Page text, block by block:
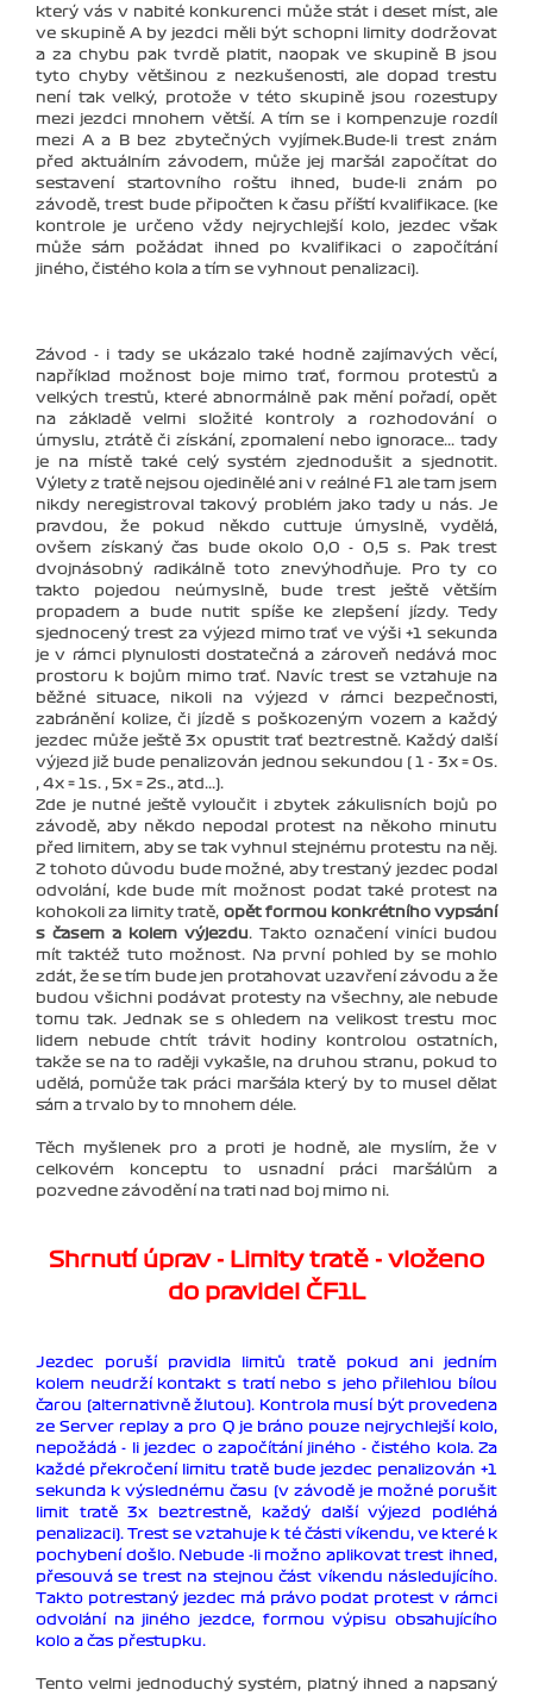
který vás v nabité konkurenci může stát i deset míst, ale
ve skupině A by jezdci měli být schopni limity dodržovat
a za chybu pak tvrdě platit, naopak ve skupině B jsou
tyto chyby většinou z nezkušenosti, ale dopad trestu
není tak velký, protože v této skupině jsou rozestupy
mezi jezdci mnohem větší. A tím se i kompenzuje rozdíl
mezi A a B bez zbytečných vyjímek.Bude-li trest znám
před aktuálním závodem, může jej maršál započítat do
sestavení startovního roštu ihned, bude-li znám po
závodě, trest bude připočten k času příští kvalifikace. (ke
kontrole je určeno vždy nejrychlejší kolo, jezdec však
může sám požádat ihned po kvalifikaci o započítání
jiného, čistého kola a tím se vyhnout penalizaci).
Závod - i tady se ukázalo také hodně zajímavých věcí,
například možnost boje mimo trať, formou protestů a
velkých trestů, které abnormálně pak mění pořadí, opět
na základě velmi složité kontroly a rozhodování o
úmyslu, ztrátě či získání, zpomalení nebo ignorace... tady
je na místě také celý systém zjednodušit a sjednotit.
Výlety z tratě nejsou ojedinělé ani v reálné F1 ale tam jsem
nikdy neregistroval takový problém jako tady u nás. Je
pravdou, že pokud někdo cuttuje úmyslně, vydělá,
ovšem získaný čas bude okolo 0,0 - 0,5 s. Pak trest
dvojnásobný radikálně toto znevýhodňuje. Pro ty co
takto pojedou neúmyslně, bude trest ještě větším
propadem a bude nutit spíše ke zlepšení jízdy. Tedy
sjednocený trest za výjezd mimo trať ve výši +1 sekunda
je v rámci plynulosti dostatečná a zároveň nedává moc
prostoru k bojům mimo trať. Navíc trest se vztahuje na
běžné situace, nikoli na výjezd v rámci bezpečnosti,
zabránění kolize, či jízdě s poškozeným vozem a každý
jezdec může ještě 3x opustit trať beztrestně. Každý další
výjezd již bude penalizován jednou sekundou ( 1 - 3x = 0s.
, 4x = 1s. , 5x = 2s., atd...).
Zde je nutné ještě vyloučit i zbytek zákulisních bojů po
závodě, aby někdo nepodal protest na někoho minutu
před limitem, aby se tak vyhnul stejnému protestu na něj.
Z tohoto důvodu bude možné, aby trestaný jezdec podal
odvolání, kde bude mít možnost podat také protest na
kohokoli za limity tratě, opět formou konkrétního vypsání
s časem a kolem výjezdu. Takto označení viníci budou
mít taktéž tuto možnost. Na první pohled by se mohlo
zdát, že se tím bude jen protahovat uzavření závodu a že
budou všichni podávat protesty na všechny, ale nebude
tomu tak. Jednak se s ohledem na velikost trestu moc
lidem nebude chtít trávit hodiny kontrolou ostatních,
takže se na to raději vykašle, na druhou stranu, pokud to
udělá, pomůže tak práci maršála který by to musel dělat
sám a trvalo by to mnohem déle.
Těch myšlenek pro a proti je hodně, ale myslím, že v
celkovém konceptu to usnadní práci maršálům a
pozvedne závodění na trati nad boj mimo ni.
Shrnutí úprav - Limity tratě - vloženo
do pravidel ČF1L
Jezdec poruší pravidla limitů tratě pokud ani jedním
kolem neudrží kontakt s tratí nebo s jeho přilehlou bílou
čarou (alternativně žlutou). Kontrola musí být provedena
ze Server replay a pro Q je bráno pouze nejrychlejší kolo,
nepožádá - li jezdec o započítání jiného - čistého kola. Za
každé překročení limitu tratě bude jezdec penalizován +1
sekunda k výslednému času (v závodě je možné porušit
limit tratě 3x beztrestně, každý další výjezd podléhá
penalizaci). Trest se vztahuje k té části víkendu, ve které k
pochybení došlo. Nebude -li možno aplikovat trest ihned,
přesouvá se trest na stejnou část víkendu následujícího.
Takto potrestaný jezdec má právo podat protest v rámci
odvolání na jiného jezdce, formou výpisu obsahujícího
kolo a čas přestupku.
Tento velmi jednoduchý systém, platný ihned a napsaný